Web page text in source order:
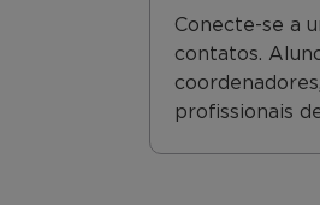
Conecte-se a
contatos.
profissionais